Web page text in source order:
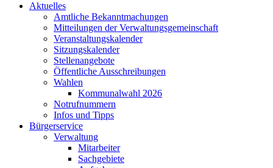
Aktuelles
Amtliche Bekanntmachungen
Mitteilungen der Verwaltungsgemeinschaft
Veranstaltungskalender
Sitzungskalender
Stellenangebote
Öffentliche Ausschreibungen
Wahlen
Kommunalwahl 2026
Notrufnummern
Infos und Tipps
Bürgerservice
Verwaltung
Mitarbeiter
Sachgebiete